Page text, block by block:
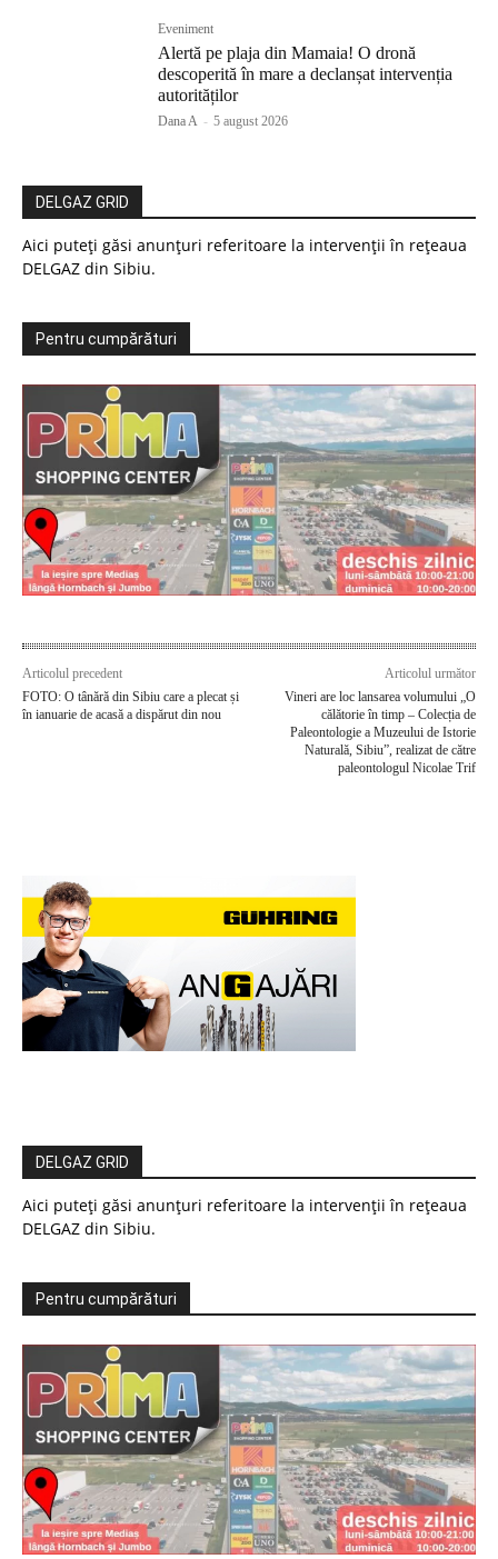
Eveniment
Alertă pe plaja din Mamaia! O dronă
descoperită în mare a declanșat intervenția
autorităților
Dana A - 5 august 2026
DELGAZ GRID
Aici puteți găsi anunțuri referitoare la intervenții în rețeaua
DELGAZ din Sibiu.
Pentru cumpărături
Articolul precedent
FOTO: O tânără din Sibiu care a plecat și
în ianuarie de acasă a dispărut din nou
Articolul următor
Vineri are loc lansarea volumului „O
călătorie în timp – Colecția de
Paleontologie a Muzeului de Istorie
Naturală, Sibiu”, realizat de către
paleontologul Nicolae Trif
DELGAZ GRID
Aici puteți găsi anunțuri referitoare la intervenții în rețeaua
DELGAZ din Sibiu.
Pentru cumpărături